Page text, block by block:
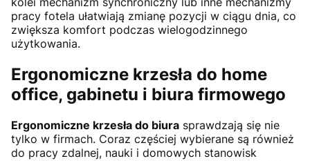
pracy fotela ułatwiają zmianę pozycji w ciągu dnia, co
zwiększa komfort podczas wielogodzinnego
użytkowania.
Ergonomiczne krzesła do home
office, gabinetu i biura firmowego
Ergonomiczne krzesła do biura sprawdzają się nie
tylko w firmach. Coraz częściej wybierane są również
do pracy zdalnej, nauki i domowych stanowisk